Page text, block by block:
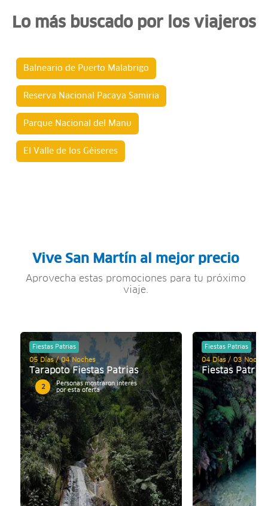
Lo más buscado por los viajeros
Balneario de Puerto Malabrigo
Reserva Nacional Pacaya Samiria
Parque Nacional del Manu
El Valle de los Géiseres
Vive San Martín al mejor precio
Aprovecha estas promociones para tu próximo
viaje.
Fiestas Patrias
05 Días / 04 Noches
Tarapoto Fiestas Patrias
2
Personas mostraron interés
por esta oferta
Fiestas Patrias
04 Días / 03 Noches
Fiestas